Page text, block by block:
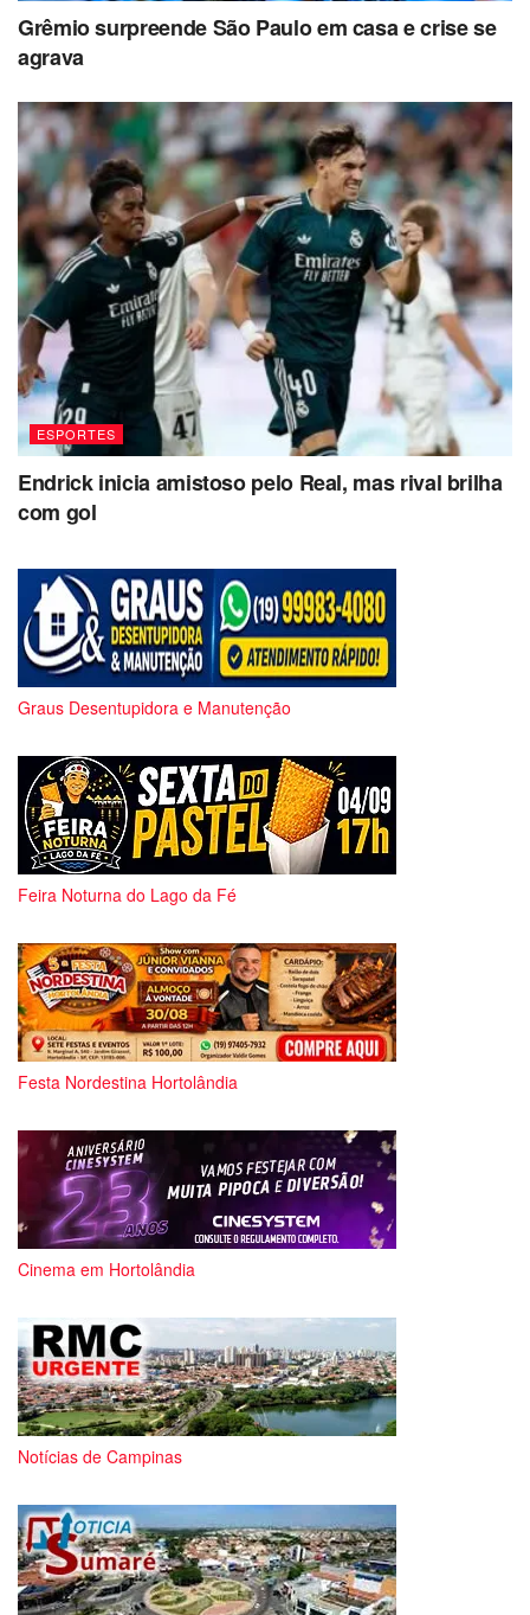
Grêmio surpreende São Paulo em casa e crise se
agrava
ESPORTES
Endrick inicia amistoso pelo Real, mas rival brilha
com gol
Graus Desentupidora e Manutenção
Feira Noturna do Lago da Fé
Festa Nordestina Hortolândia
Cinema em Hortolândia
Notícias de Campinas